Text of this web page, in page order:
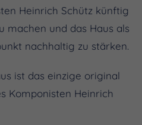
Heinrich Schütz künftig
machen und das Haus als
nachhaltig zu stärken.
ist das einzige original
Komponisten Heinrich